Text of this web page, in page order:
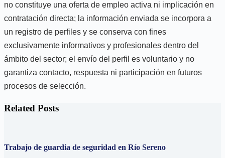
no constituye una oferta de empleo activa ni implicación en
contratación directa; la información enviada se incorpora a
un registro de perfiles y se conserva con fines
exclusivamente informativos y profesionales dentro del
ámbito del sector; el envío del perfil es voluntario y no
garantiza contacto, respuesta ni participación en futuros
procesos de selección.
Related Posts
Trabajo de guardia de seguridad en Río Sereno